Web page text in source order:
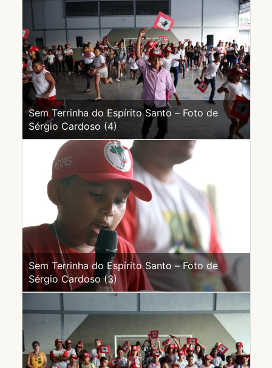
Sem Terrinha do Espírito Santo – Foto de
Sérgio Cardoso (4)
Sem Terrinha do Espírito Santo – Foto de
Sérgio Cardoso (3)